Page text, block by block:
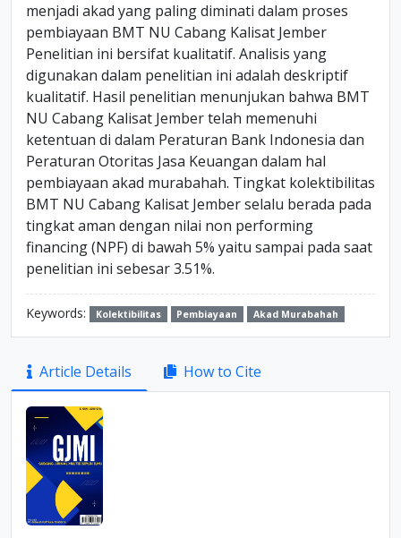
menjadi akad yang paling diminati dalam proses
pembiayaan BMT NU Cabang Kalisat Jember
Penelitian ini bersifat kualitatif. Analisis yang
digunakan dalam penelitian ini adalah deskriptif
kualitatif. Hasil penelitian menunjukan bahwa BMT
NU Cabang Kalisat Jember telah memenuhi
ketentuan di dalam Peraturan Bank Indonesia dan
Peraturan Otoritas Jasa Keuangan dalam hal
pembiayaan akad murabahah. Tingkat kolektibilitas
BMT NU Cabang Kalisat Jember selalu berada pada
tingkat aman dengan nilai non performing
financing (NPF) di bawah 5% yaitu sampai pada saat
penelitian ini sebesar 3.51%.
Keywords: Kolektibilitas Pembiayaan Akad Murabahah
Article
Sidebar
Article Details How to Cite